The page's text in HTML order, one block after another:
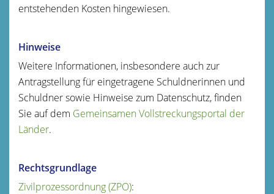
entstehenden Kosten hingewiesen.
Hinweise
Weitere Informationen, insbesondere auch zur
Antragstellung für eingetragene Schuldnerinnen und
Schuldner sowie Hinweise zum Datenschutz, finden
Sie auf dem Gemeinsamen Vollstreckungsportal der
Länder.
Rechtsgrundlage
Zivilprozessordnung (ZPO):